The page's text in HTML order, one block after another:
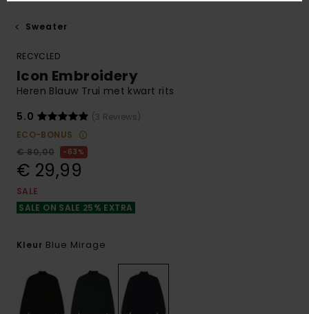
Sweater
RECYCLED
Icon Embroidery
Heren Blauw Trui met kwart rits
5.0
(3 Reviews)
ECO-BONUS
€ 80,00
63%
€ 29,99
SALE
SALE ON SALE 25% EXTRA
Kleur Blue Mirage